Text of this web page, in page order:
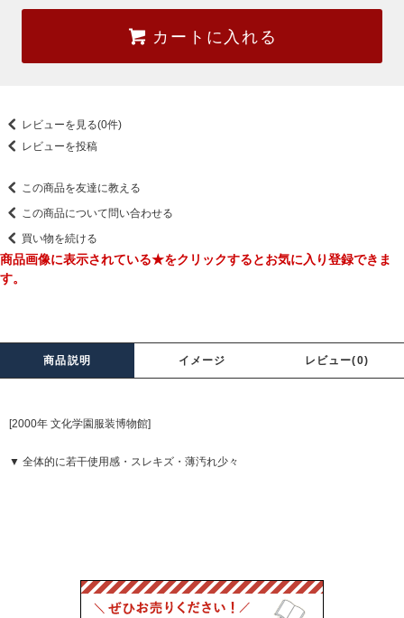
カートに入れる
レビューを見る(0件)
レビューを投稿
この商品を友達に教える
この商品について問い合わせる
買い物を続ける
商品画像に表示されている★をクリックするとお気に入り登録できま
す。
商品説明 イメージ レビュー(0)
[2000年 文化学園服装博物館]
▼ 全体的に若干使用感・スレキズ・薄汚れ少々